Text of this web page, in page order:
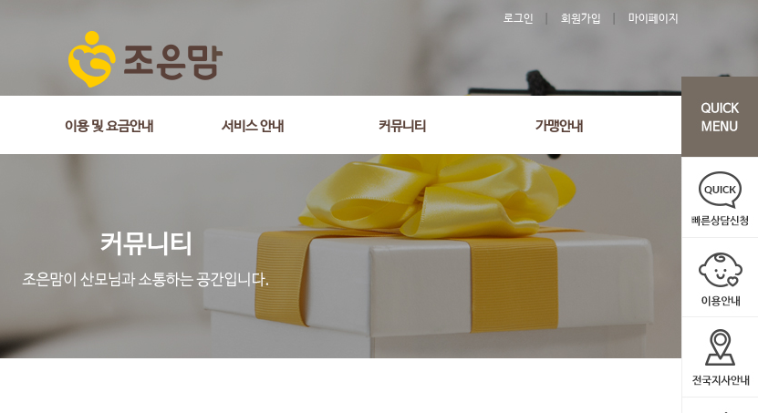
로그인 회원가입 마이페이지
이용 및 요금안내 서비스 안내 커뮤니티 가맹안내
= 0 and wr_datetime <= '2018-11-01 14:51:49' and wr_id <> '285' order by wr_datetime desc limit 1 asdasf